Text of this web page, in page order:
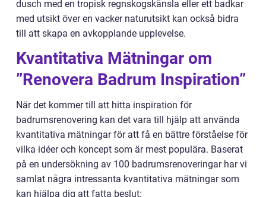
dusch med en tropisk regnskogskänsla eller ett badkar
med utsikt över en vacker naturutsikt kan också bidra
till att skapa en avkopplande upplevelse.
Kvantitativa Mätningar om
”Renovera Badrum Inspiration”
När det kommer till att hitta inspiration för
badrumsrenovering kan det vara till hjälp att använda
kvantitativa mätningar för att få en bättre förståelse för
vilka idéer och koncept som är mest populära. Baserat
på en undersökning av 100 badrumsrenoveringar har vi
samlat några intressanta kvantitativa mätningar som
kan hjälpa dig att fatta beslut: